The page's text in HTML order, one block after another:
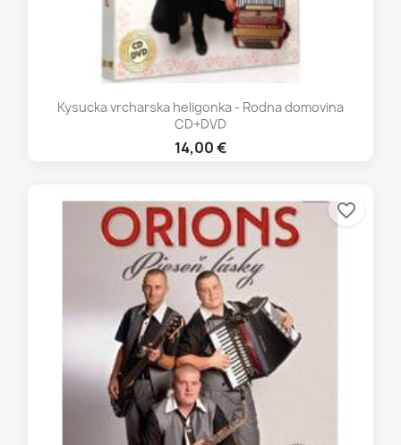
Kysucka vrcharska heligonka - Rodna domovina
CD+DVD
14,00 €
favorite_border